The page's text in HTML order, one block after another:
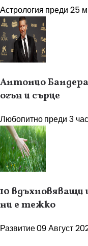
Астрология преди 25
Антонио
огън и сърце
Любопитнопреди 3
10
ни е тежко
Развитие09 Август